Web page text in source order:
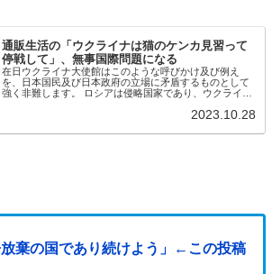
通販生活の「ウクライナは猫のケンカ見習って
停戦して」、無事国際問題になる
在日ウクライナ大使館はこのような呼びかけ及び例え
を、日本国民及び日本政府の立場に矛盾するものとして
強く非難します。 ロシアは侵略国家であり、ウクライナ
2023.10.28
棄の国であり続けよう」←この投稿